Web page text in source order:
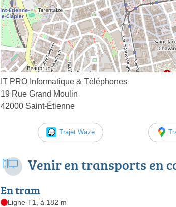
IT PRO Informatique & Téléphones
19 Rue Grand Moulin
42000 Saint-Étienne
Trajet Waze
Venir en transports en
En tram
Ligne T1, à 182 m